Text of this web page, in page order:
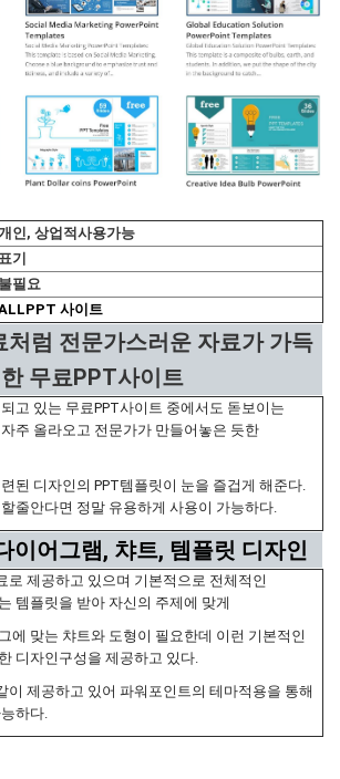
인, 상업적사용가능
표기
불필요
사이트
처럼 전문가스러운 자료가 가득
한 무료PPT사이트
고 있는 무료PPT사이트 중에서도 돋보이는
주 올라오고 전문가가 만들어놓은 듯한
된 디자인의 PPT템플릿이 눈을 즐겁게 해준다.
줄안다면 정말 유용하게 사용이 가능하다.
이어그램, 챠트, 템플릿 디자인
로 제공하고 있으며 기본적으로 전체적인
템플릿을 받아 자신의 주제에 맞게
에 맞는 챠트와 도형이 필요한데 이런 기본적인
디자인구성을 제공하고 있다.
이 제공하고 있어 파워포인트의 테마적용을 통해
하다.